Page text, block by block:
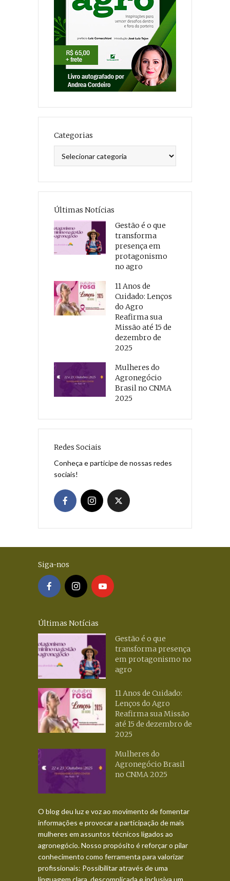
Categorias
Últimas Notícias
Gestão é o que
transforma
presença em
protagonismo
no agro
11 Anos de
Cuidado: Lenços
do Agro
Reafirma sua
Missão até 15 de
dezembro de
2025
Mulheres do
Agronegócio
Brasil no CNMA
2025
Redes Sociais
Conheça e participe de nossas redes
sociais!
Siga-nos
Últimas Notícias
Gestão é o que
transforma presença
em protagonismo no
agro
11 Anos de Cuidado:
Lenços do Agro
Reafirma sua Missão
até 15 de dezembro de
2025
Mulheres do
Agronegócio Brasil
no CNMA 2025
O blog deu luz e voz ao movimento de fomentar
informações e provocar a participação de mais
mulheres em assuntos técnicos ligados ao
agronegócio. Nosso propósito é reforçar o pilar
conhecimento como ferramenta para valorizar
profissionais: Possibilitar através de uma